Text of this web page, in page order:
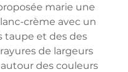
marie une
crème avec un
taupe et des des
de largeurs
des couleurs